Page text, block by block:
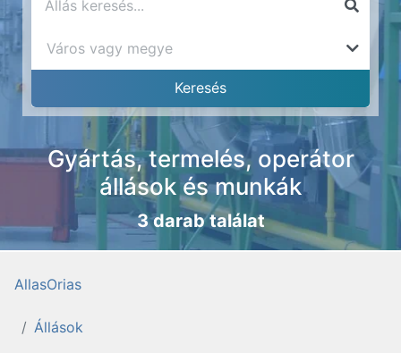
Gyártás, termelés, operátor
állások és munkák
3 darab találat
AllasOrias
Állások